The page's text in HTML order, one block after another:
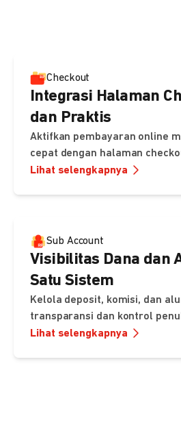
Checkout
Integrasi Halaman
dan Praktis
Aktifkan pembayaran online
cepat dengan halaman
Lihat selengkapnya
Sub Account
Visibilitas Dana dan
Satu Sistem
Kelola deposit, komisi, dan
transparansi dan kontrol
Lihat selengkapnya